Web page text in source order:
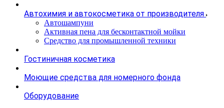
Автохимия и автокосметика от производителя
Автошампуни
Активная пена для бесконтактной мойки
Средство для промышленной техники
Гостиничная косметика
Моющие средства для номерного фонда
Оборудование